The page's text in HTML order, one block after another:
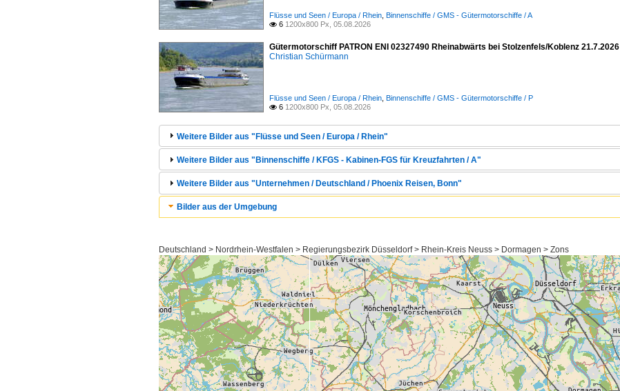
Flüsse und Seen / Europa / Rhein Binnenschiffe / GMS - Gütermotorschiffe / A
 6 1200x800 Px, 05.08.2026
Gütermotorschiff PATRON ENI 02327490 Rheinabwärts bei Stolzenfels/Koblenz 21.7.2026
Christian Schürmann
Flüsse und Seen / Europa / Rhein Binnenschiffe / GMS - Gütermotorschiffe / P
 6 1200x800 Px, 05.08.2026
Weitere Bilder aus "Flüsse und Seen / Europa / Rhein"
Weitere Bilder aus "Binnenschiffe / KFGS - Kabinen-FGS für Kreuzfahrten / A"
Weitere Bilder aus "Unternehmen / Deutschland / Phoenix Reisen, Bonn"
Bilder aus der Umgebung
Deutschland > Nordrhein-Westfalen > Regierungsbezirk Düsseldorf > Rhein-Kreis Neuss > Dormagen > Zons